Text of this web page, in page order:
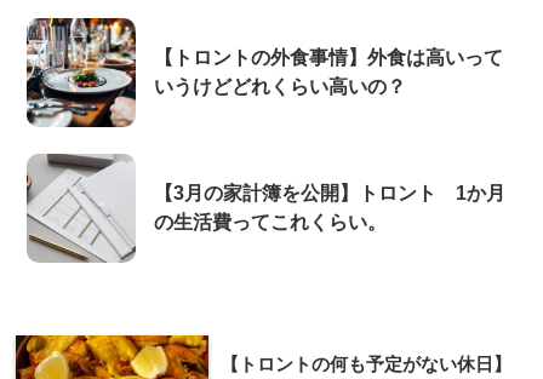
【トロントの外食事情】外食は高いって
いうけどどれくらい高いの？
【3月の家計簿を公開】トロント 1か月
の生活費ってこれくらい。
【トロントの何も予定がない休日】